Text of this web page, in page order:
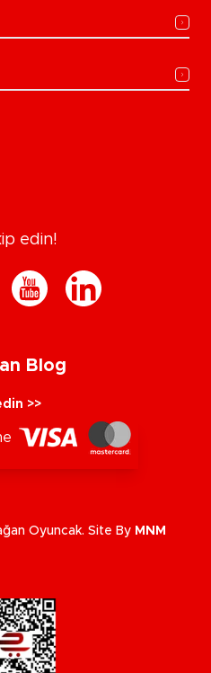
edin!
Blog
>>
Oyuncak. Site By MNM